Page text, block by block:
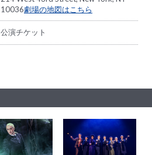
10036劇場の地図はこちら
公演チケット